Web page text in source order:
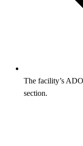
The facility’s
section.